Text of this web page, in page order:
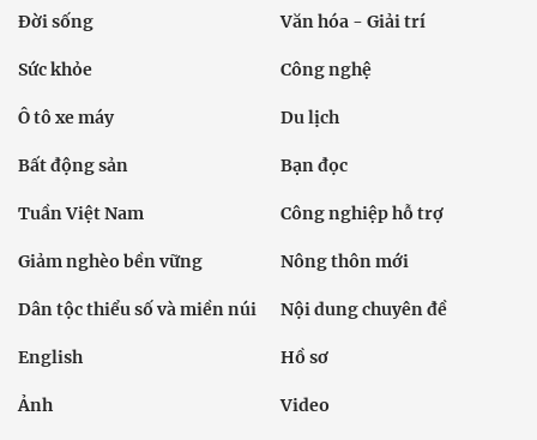
Đời sống Văn hóa - Giải trí
Sức khỏe Công nghệ
Ô tô xe máy Du lịch
Bất động sản Bạn đọc
Tuần Việt Nam Công nghiệp hỗ trợ
Giảm nghèo bền vững Nông thôn mới
Dân tộc thiểu số và miền núi Nội dung chuyên đề
English Hồ sơ
Ảnh Video